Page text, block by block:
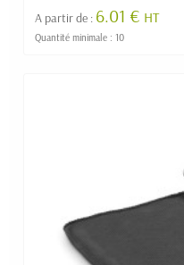
A partir de : 6.01 € HT
Quantité minimale : 10